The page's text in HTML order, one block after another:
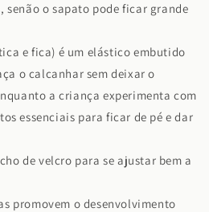
senão o sapato pode ficar grande
e fica) é um elástico embutido
o calcanhar sem deixar o
a criança experimenta com
essenciais para ficar de pé e dar
de velcro para se ajustar bem a
promovem o desenvolvimento